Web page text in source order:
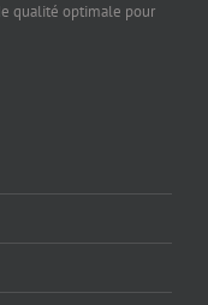
qualité optimale pour